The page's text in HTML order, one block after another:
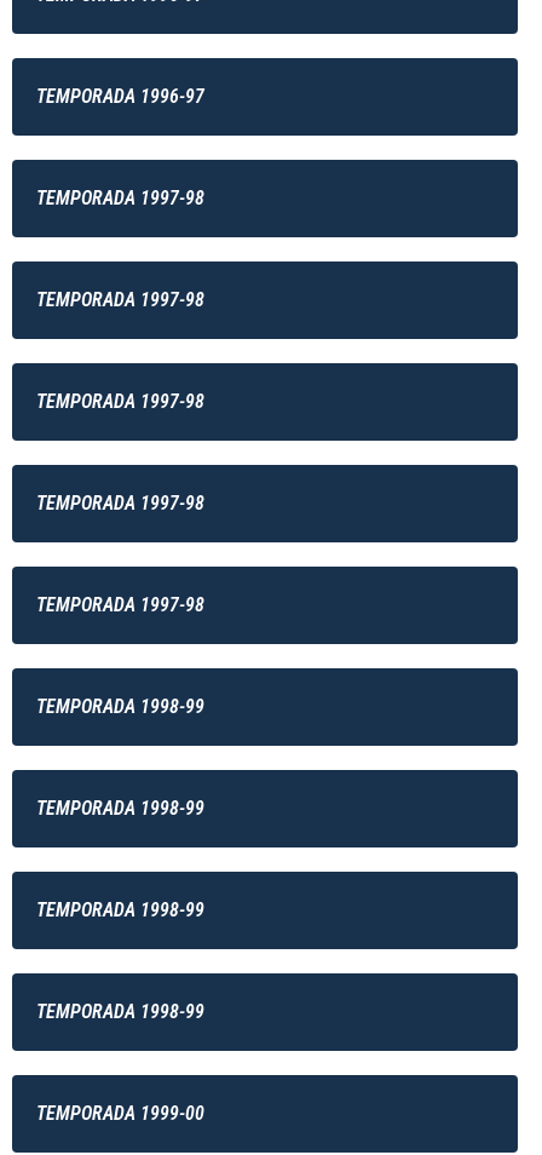
TEMPORADA 1996-97
TEMPORADA 1997-98
TEMPORADA 1997-98
TEMPORADA 1997-98
TEMPORADA 1997-98
TEMPORADA 1997-98
TEMPORADA 1998-99
TEMPORADA 1998-99
TEMPORADA 1998-99
TEMPORADA 1998-99
TEMPORADA 1999-00